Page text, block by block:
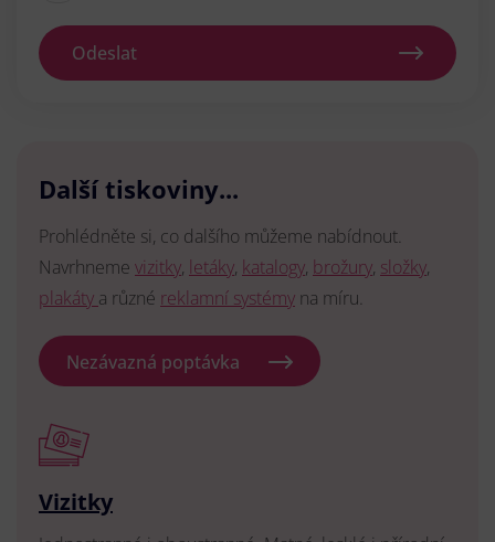
Odeslat
Další tiskoviny...
Prohlédněte si, co dalšího můžeme nabídnout.
Navrhneme vizitky, letáky, katalogy, brožury, složky,
plakáty a různé reklamní systémy na míru.
Nezávazná poptávka
Vizitky